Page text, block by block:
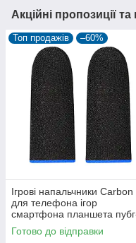
Акційні пропозиції
Топ продажів –60%
Ігрові напальчники Carbon
для телефона ігор
смартфона планшета
пабг мобайл pubg mobile 1
пара
Готово до відправки